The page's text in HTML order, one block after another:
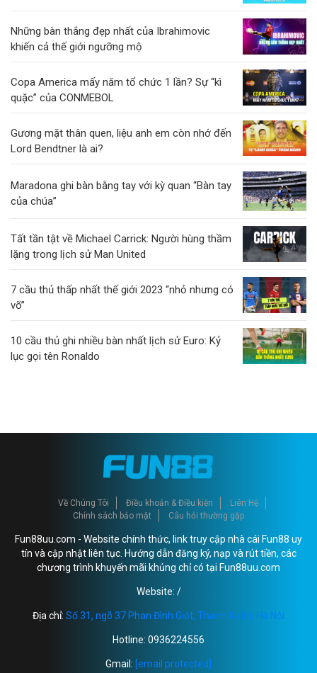
Những bàn thắng đẹp nhất của Ibrahimovic
khiến cả thế giới ngưỡng mộ
Copa America mấy năm tổ chức 1 lần? Sự “kì
quặc” của CONMEBOL
Gương mặt thân quen, liệu anh em còn nhớ đến
Lord Bendtner là ai?
Maradona ghi bàn bằng tay với kỳ quan “Bàn tay
của chúa”
Tất tần tật về Michael Carrick: Người hùng thầm
lặng trong lịch sử Man United
7 cầu thủ thấp nhất thế giới 2023 “nhỏ nhưng có
võ”
10 cầu thủ ghi nhiều bàn nhất lịch sử Euro: Kỷ
lục gọi tên Ronaldo
Về Chúng Tôi Điều khoản & Điều kiện
Liên Hệ
Chính sách bảo mật
Câu hỏi thường gặp
Fun88uu.com - Website chính thức, link truy cập nhà cái Fun88 uy
tín và cập nhật liên tục. Hướng dẫn đăng ký, nạp và rút tiền, các
chương trình khuyến mãi khủng chỉ có tại Fun88uu.com
Website: /
Địa chỉ: Số 31, ngõ 37 Phan Đình Giót, Thanh Xuân, Hà Nội
Hotline: 0936224556
Gmail: [email protected]